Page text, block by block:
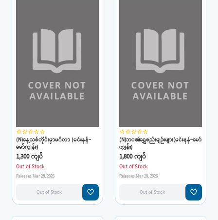
star_borderstar_borderstar_borderstar_borderstar_border
(N)နေ့သစ်တိုင်းမှာမင်္ဂလာ (မင်းနန်-
မော်ကျွန်း)
1,300 ကျပ်
Out of Stock
Releases Mar 28, 2026
Out of Stock favorite_border
star_borderstar_borderstar_borderstar_borderstar_border
(N)ဘဝ၏ရွှေစည်းမျဉ်းများ(မင်းနန်-မော်
ကျွန်း)
1,800 ကျပ်
Out of Stock
Releases Mar 28, 2026
Out of Stock favorite_border